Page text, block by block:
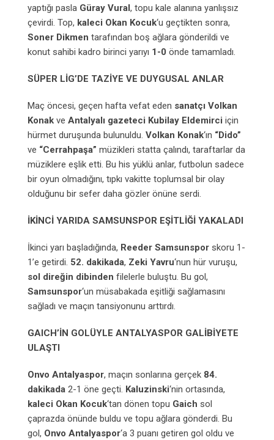
yaptığı pasla Güray Vural, topu kale alanına yanlışsız
çevirdi. Top, kaleci Okan Kocuk‘u geçtikten sonra,
Soner Dikmen tarafından boş ağlara gönderildi ve
konut sahibi kadro birinci yarıyı 1-0 önde tamamladı.
SÜPER LİG’DE TAZİYE VE DUYGUSAL ANLAR
Maç öncesi, geçen hafta vefat eden sanatçı Volkan
Konak ve Antalyalı gazeteci Kubilay Eldemirci için
hürmet duruşunda bulunuldu. Volkan Konak‘ın “Dido”
ve “Cerrahpaşa” müzikleri statta çalındı, taraftarlar da
müziklere eşlik etti. Bu his yüklü anlar, futbolun sadece
bir oyun olmadığını, tıpkı vakitte toplumsal bir olay
olduğunu bir sefer daha gözler önüne serdi.
İKİNCİ YARIDA SAMSUNSPOR EŞİTLİĞİ YAKALADI
İkinci yarı başladığında, Reeder Samsunspor skoru 1-
1’e getirdi. 52. dakikada, Zeki Yavru‘nun hür vuruşu,
sol direğin dibinden filelerle buluştu. Bu gol,
Samsunspor‘un müsabakada eşitliği sağlamasını
sağladı ve maçın tansiyonunu arttırdı.
GAICH’İN GOLÜYLE ANTALYASPOR GALİBİYETE
ULAŞTI
Onvo Antalyaspor, maçın sonlarına gerçek 84.
dakikada 2-1 öne geçti. Kaluzinski‘nin ortasında,
kaleci Okan Kocuk‘tan dönen topu Gaich sol
çaprazda önünde buldu ve topu ağlara gönderdi. Bu
gol, Onvo Antalyaspor‘a 3 puanı getiren gol oldu ve